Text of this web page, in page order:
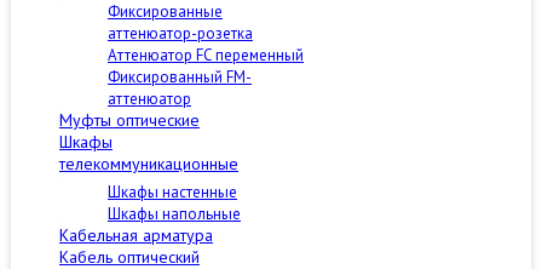
Фиксированные
аттенюатор-розетка
Аттенюатор FC переменный
Фиксированный FM-
аттенюатор
Муфты оптические
Шкафы
телекоммуникационные
Шкафы настенные
Шкафы напольные
Кабельная арматура
Кабель оптический